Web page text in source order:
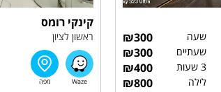
שעה ₪300
שעתיים ₪300
3 שעות ₪400
לילה ₪800
קינקי רומס
ראשון לציון